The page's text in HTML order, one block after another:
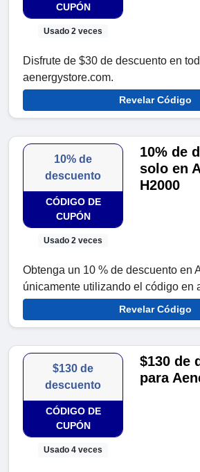
CUPÓN
Usado 2 veces
Disfrute de $30 de descuento en
aenergystore.com.
Revelar Código
10% de
descuento
CÓDIGO DE
CUPÓN
Usado 2 veces
10% de
solo en
H2000
Obtenga un 10 % de descuento en
únicamente utilizando el código en
Revelar Código
$130 de
descuento
CÓDIGO DE
CUPÓN
Usado 4 veces
$130 de
para